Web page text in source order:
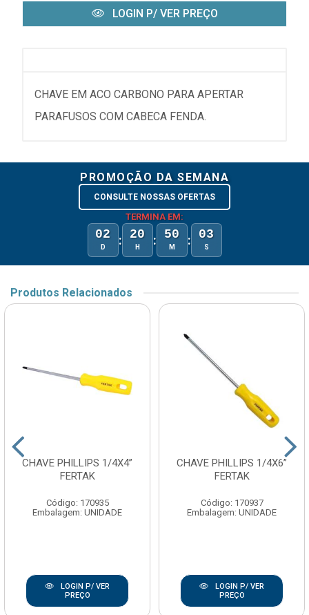
LOGIN P/ VER PREÇO
CHAVE EM ACO CARBONO PARA APERTAR
PARAFUSOS COM CABECA FENDA.
PROMOÇÃO DA SEMANA
CONSULTE NOSSAS OFERTAS
TERMINA EM:
02
D : 20
H : 50
M : 03
S
Produtos Relacionados
CHAVE PHILLIPS 1/4X4”
FERTAK
Código: 170935
Embalagem: UNIDADE
LOGIN P/ VER
PREÇO
CHAVE PHILLIPS 1/4X6”
FERTAK
Código: 170937
Embalagem: UNIDADE
LOGIN P/ VER
PREÇO